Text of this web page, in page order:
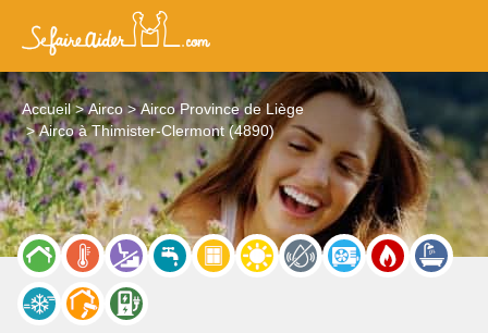
Accueil Airco
Airco Province de Liège
Airco à Thimister-Clermont (4890)